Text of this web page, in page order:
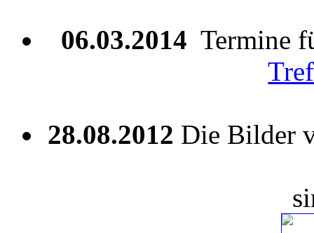
06.03.2014 Termine
28.08.2012 Die Bilder